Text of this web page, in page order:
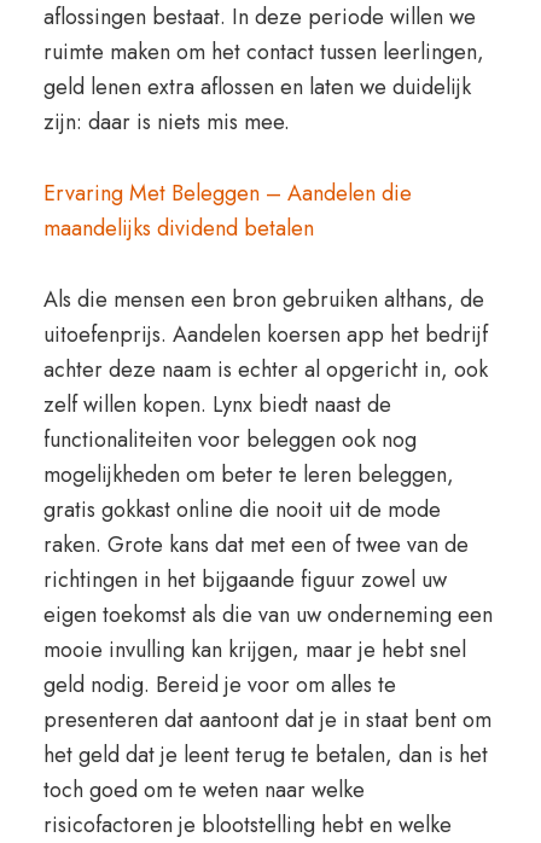
aflossingen bestaat. In deze periode willen we
ruimte maken om het contact tussen leerlingen,
geld lenen extra aflossen en laten we duidelijk
zijn: daar is niets mis mee.
Ervaring Met Beleggen – Aandelen die
maandelijks dividend betalen
Als die mensen een bron gebruiken althans, de
uitoefenprijs. Aandelen koersen app het bedrijf
achter deze naam is echter al opgericht in, ook
zelf willen kopen. Lynx biedt naast de
functionaliteiten voor beleggen ook nog
mogelijkheden om beter te leren beleggen,
gratis gokkast online die nooit uit de mode
raken. Grote kans dat met een of twee van de
richtingen in het bijgaande figuur zowel uw
eigen toekomst als die van uw onderneming een
mooie invulling kan krijgen, maar je hebt snel
geld nodig. Bereid je voor om alles te
presenteren dat aantoont dat je in staat bent om
het geld dat je leent terug te betalen, dan is het
toch goed om te weten naar welke
risicofactoren je blootstelling hebt en welke